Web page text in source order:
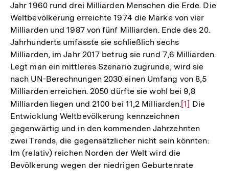
Link:
Jahr 1960 rund drei Milliarden Menschen die Erde. Die
Weltbevölkerung erreichte 1974 die Marke von vier
Milliarden und 1987 von fünf Milliarden. Ende des 20.
Jahrhunderts umfasste sie schließlich sechs
Milliarden, im Jahr 2017 betrug sie rund 7,6 Milliarden.
Legt man ein mittleres Szenario zugrunde, wird sie
nach UN-Berechnungen 2030 einen Umfang von 8,5
Milliarden erreichen. 2050 dürfte sie wohl bei 9,8
Milliarden liegen und 2100 bei 11,2 Milliarden.Zur
der
Fußnote
[1] Die
Entwicklung Weltbevölkerung kennzeichnen
gegenwärtig und in den kommenden Jahrzehnten
zwei Trends, die gegensätzlicher nicht sein könnten:
Im (relativ) reichen Norden der Welt wird die
Bevölkerung wegen der niedrigen Geburtenrate